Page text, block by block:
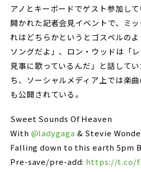
アノとキーボードでゲスト参加し
開かれた記者会見イベントで、ミ
れはどちらかというとゴスペルの
ソングだよ」、ロン・ウッドは「
見事に歌っているんだ」と話して
ち、ソーシャルメディア上では楽
も公開されている。
Sweet Sounds Of Heaven
With @ladygaga & Stevie
Falling down to this earth 5pm
Pre-save/pre-add: https://t.co/